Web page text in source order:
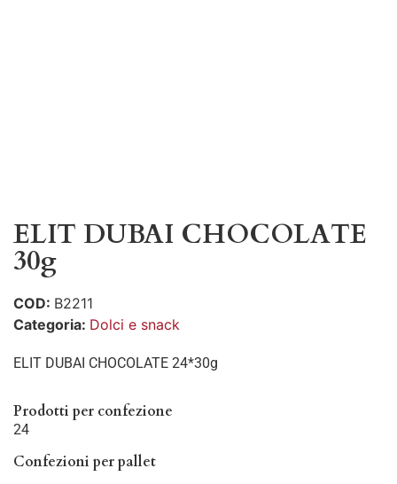
ELIT DUBAI CHOCOLATE
30g
COD: B2211
Categoria: Dolci e snack
ELIT DUBAI CHOCOLATE 24*30g
Prodotti per confezione
24
Confezioni per pallet